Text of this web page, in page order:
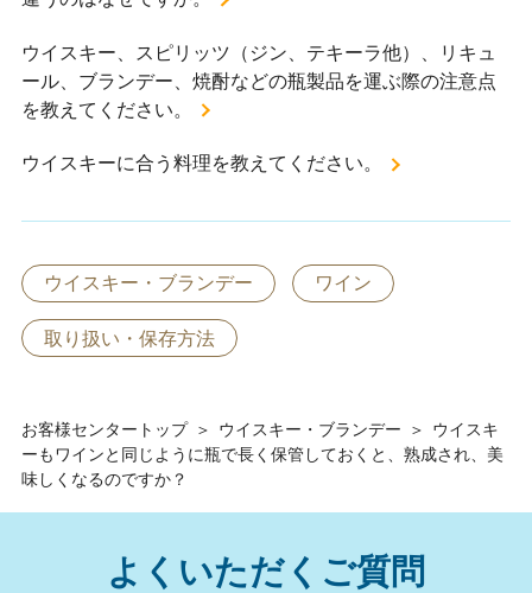
お客様センタートップ ＞ ウイスキー・ブランデー ＞
ウイスキ
ーもワインと同じように瓶で長く保管しておくと、熟成され、美
味しくなるのですか？
ウイスキー、スピリッツ（ジン、テキーラ他）、リキュ
ール、ブランデー、焼酎などの瓶製品を運ぶ際の注意点
を教えてください。
ウイスキーに合う料理を教えてください。
ウイスキー・ブランデー ワイン
取り扱い・保存方法
よくいただくご質問